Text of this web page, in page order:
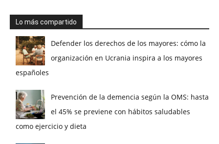
Lo más compartido
Defender los derechos de los mayores: cómo la
organización en Ucrania inspira a los mayores
españoles
Prevención de la demencia según la OMS: hasta
el 45% se previene con hábitos saludables
como ejercicio y dieta